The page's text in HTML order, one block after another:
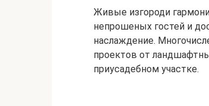
Живые изгороди
непрошеных гостей и
наслаждение.
проектов от
приусадебном участке.